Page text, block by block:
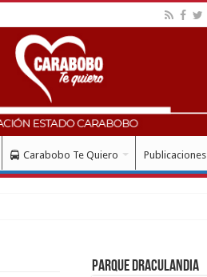
Carabobo Te Quiero Publicaciones
Parque Draculandia